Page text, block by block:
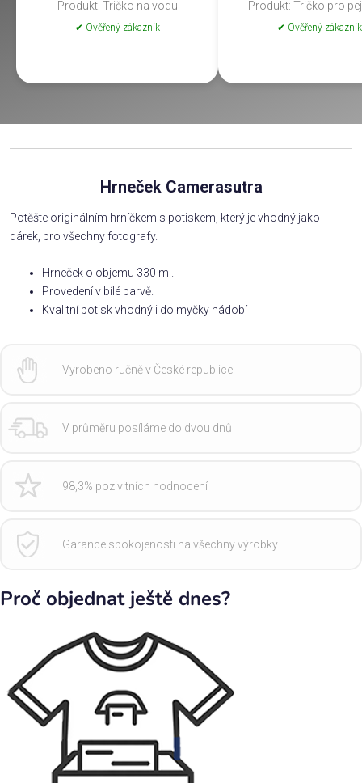
Produkt: Tričko na vodu
✔ Ověřený zákazník
Produkt: Tričko pro
✔ Ověřený zákazník
Hrneček Camerasutra
Potěšte originálním hrníčkem s potiskem, který je vhodný jako
dárek, pro všechny fotografy.
Hrneček o objemu 330 ml.
Provedení v bílé barvě.
Kvalitní potisk vhodný i do myčky nádobí
Vyrobeno ručně v České republice
V průměru posíláme do dvou dnů
98,3% pozivitních hodnocení
Garance spokojenosti na všechny výrobky
Proč objednat ještě dnes?